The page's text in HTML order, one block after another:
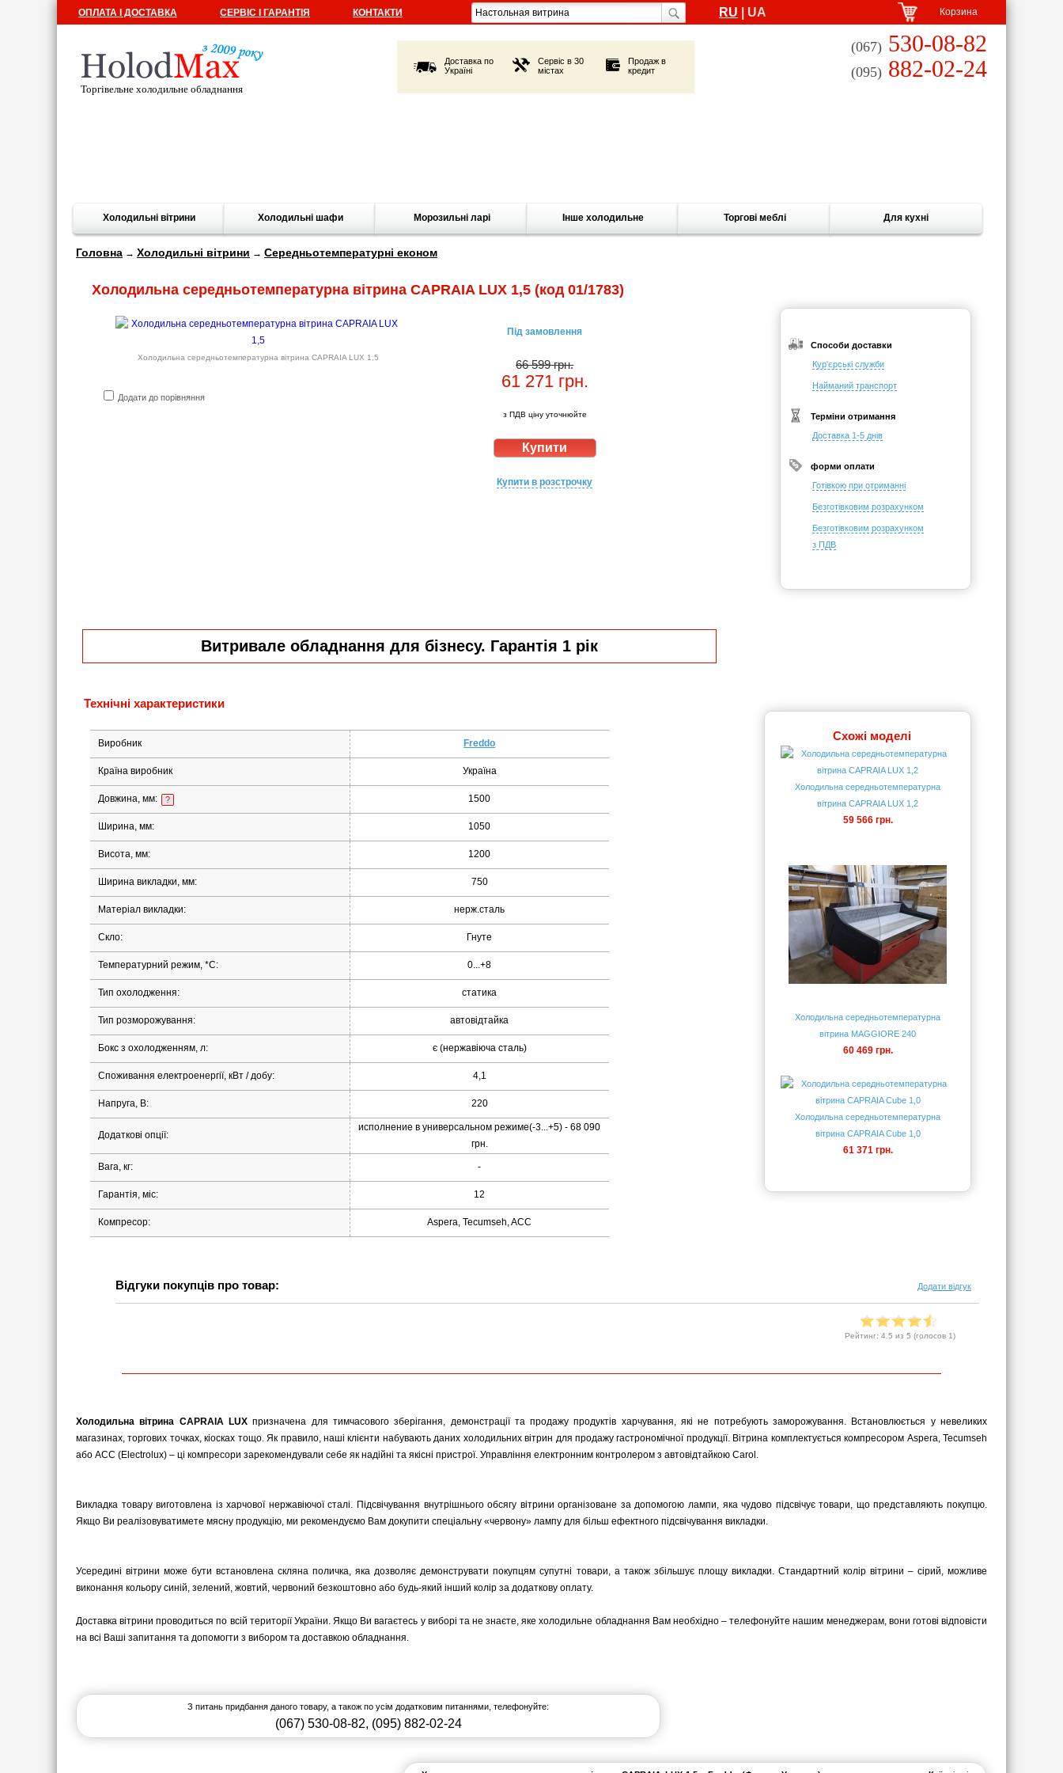
ОПЛАТА І ДОСТАВКА СЕРВІС І ГАРАНТІЯ КОНТАКТИ RU | UA Корзина
Торгівельне холодильне обладнання
Доставка по
Україні
Сервіс в 30
містах
Продаж в
кредит
(067) 530-08-82
(095) 882-02-24
Холодильні вітрини Холодильні шафи Морозильні ларі Інше холодильне Торгові меблі Для кухні
Головна → Холодильні вітрини → Середньотемпературні економ
Холодильна середньотемпературна вітрина CAPRAIA LUX 1,5 (код 01/1783)
Холодильна середньотемпературна вітрина CAPRAIA LUX 1,5
Додати до порівняння
Під замовлення
66 599 грн.
61 271грн.
з ПДВ ціну уточнюйте
Купити в розстрочку
Способи доставки
Кур'єрські служби
Найманий транспорт
Терміни отримання
Доставка 1-5 днів
форми оплати
Готівкою при отриманні
Безготівковим розрахунком
Безготівковим розрахунком
з ПДВ
Витривале обладнання для бізнесу. Гарантія 1 рік
Технічні характеристики
Виробник Freddo
Країна виробник Україна
Довжина, мм: ? 1500
Ширина, мм: 1050
Висота, мм: 1200
Ширина викладки, мм: 750
Матеріал викладки: нерж.сталь
Скло: Гнуте
Температурний режим, *С: 0...+8
Тип охолодження: статика
Тип розморожування: автовідтайка
Бокс з охолодженням, л: є (нержавіюча сталь)
Споживання електроенергії, кВт / добу: 4,1
Напруга, В: 220
Додаткові опції:
исполнение в универсальном режиме(-3...+5) - 68 090
грн.
Вага, кг: -
Гарантія, міс: 12
Компресор: Aspera, Tecumseh, ACC
Схожі моделі
Холодильна середньотемпературна
вітрина CAPRAIA LUX 1,2
59 566 грн.
Холодильна середньотемпературна
вітрина MAGGIORE 240
60 469 грн.
Холодильна середньотемпературна
вітрина CAPRAIA Cube 1,0
61 371 грн.
Відгуки покупців про товар: Додати відгук
Рейтинг: 4.5 из 5 (голосов 1)
Холодильна вітрина CAPRAIA LUXпризначена для тимчасового зберігання, демонстрації та продажу продуктів харчування, які не потребують заморожування. Встановлюється у невеликих
магазинах, торгових точках, кіосках тощо. Як правило, наші клієнти набувають даних холодильних вітрин для продажу гастрономічної продукції. Вітрина комплектується компресором Aspera, Tecumseh
або ACC (Electrolux) – ці компресори зарекомендували себе як надійні та якісні пристрої. Управління електронним контролером з автовідтайкою Carol.
Викладка товару виготовлена ​​із харчової нержавіючої сталі. Підсвічування внутрішнього обсягу вітрини організоване за допомогою лампи, яка чудово підсвічує товари, що представляють покупцю.
Якщо Ви реалізовуватимете мясну продукцію, ми рекомендуємо Вам докупити спеціальну «червону» лампу для більш ефектного підсвічування викладки.
Усередині вітрини може бути встановлена ​​скляна поличка, яка дозволяє демонструвати покупцям супутні товари, а також збільшує площу викладки. Стандартний колір вітрини – сірий, можливе
виконання кольору синій, зелений, жовтий, червоний безкоштовно або будь-який інший колір за додаткову оплату.
Доставка вітрини проводиться по всій території України. Якщо Ви вагаєтесь у виборі та не знаєте, яке холодильне обладнання Вам необхідно – телефонуйте нашим менеджерам, вони готові відповісти
на всі Ваші запитання та допомогти з вибором та доставкою обладнання.
З питань придбання даного товару, а також по усім додатковим питаннями, телефонуйте:
(067) 530-08-82, (095) 882-02-24